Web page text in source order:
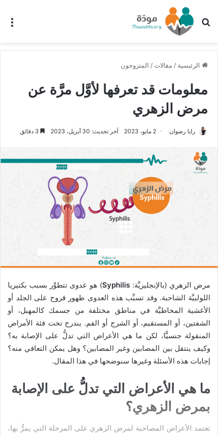
بحث عن
الرئيسية / مقالات / المتزوجون
معلومات قد تعرفها لأوَّل مرَّة عن
مرض الزهري
رايا رضوان 2 مايو، 2023 آخر تحديث: 30 أبريل، 2023
مرض الزهري (بالإنجليزيَّة: Syphilis) هو عدوى تتطوَّر بسبب بكتيريا
اللولبيَّة الشاحبة. وقد تسبِّب هذه العدوى ظهور قروح على الجلد أو
الأغشية المخاطيَّة في مناطق مختلفة من جسمك كالمهبل، أو
الشفتين، أو المستقيم، أو الشرج أو الفم. يندرج تحت فئة الأمراض
المنقولة جنسيًّا، لكن ما هي الأعراض التي تدلُّ على الإصابة به؟
وكيف ينتقل بين المصابين وغير المصابين؟ وهل يمكن التعافي منه؟
إجابات هذه الأسئلة وغيرها سنوضحها في هذا المقال.
ما هي الأعراض التي تدلُّ على الإصابة
بمرض الزهري؟
تعتمد الأعراض المصاحبة لمرض الزهري على المرحلة التي يمرُّ بها،